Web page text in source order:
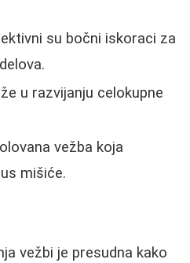
su bočni iskoraci za
u razvijanju celokupne
vežba koja
mišiće.
vežbi je presudna kako